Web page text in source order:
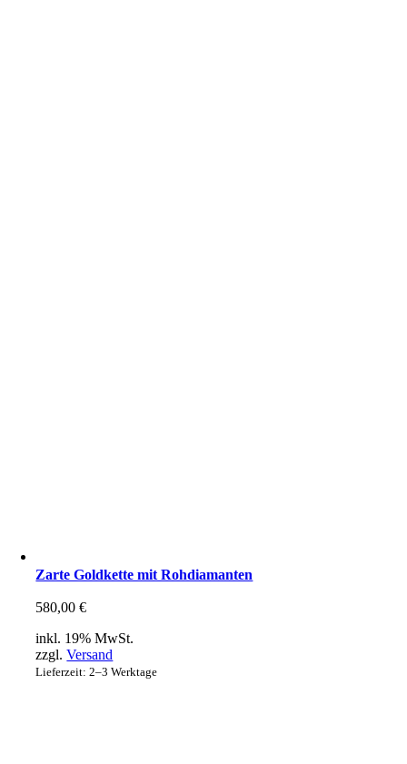
Zarte Goldkette mit Rohdiamanten
580,00€
inkl. 19% MwSt.
zzgl.Versand
Lieferzeit: 2–3 Werktage